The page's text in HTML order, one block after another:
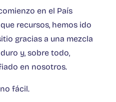
en el País
recursos, hemos ido
gracias a una mezcla
y, sobre todo,
en nosotros.
fácil.